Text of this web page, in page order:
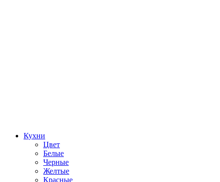
Кухни
Цвет
Белые
Черные
Желтые
Красные